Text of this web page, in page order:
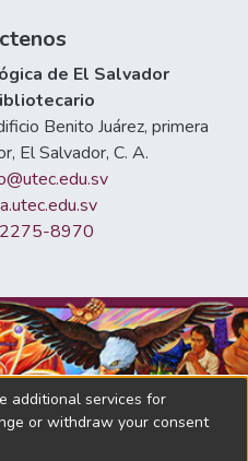
con un tono de
de El Salvador
Benito Juárez, primera
El Salvador, C. A.
8970
additional services for
or withdraw your consent